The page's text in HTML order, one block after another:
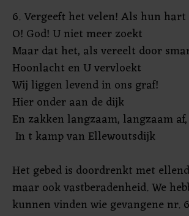
6. Vergeeft het velen! Als hun hart
O! God! U niet meer zoekt
Maar dat het, als vereelt door
Hoonlacht en U vervloekt
Wij liggen levend in ons graf!
Hier onder aan de dijk
En zakken langzaam, langzaam af,
In t kamp van Ellewoutsdijk
Het gebed is doordrenkt met
maar ook vastberadenheid. We
kunnen vinden wie gevangene nr.